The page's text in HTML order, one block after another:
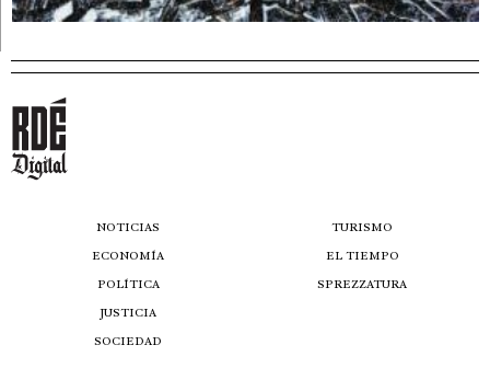
NOTICIAS
ECONOMÍA
POLÍTICA
JUSTICIA
SOCIEDAD
TURISMO
EL TIEMPO
SPREZZATURA